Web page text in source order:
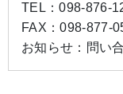
TEL：098-876-
FAX：098-877-
お知らせ： 問い